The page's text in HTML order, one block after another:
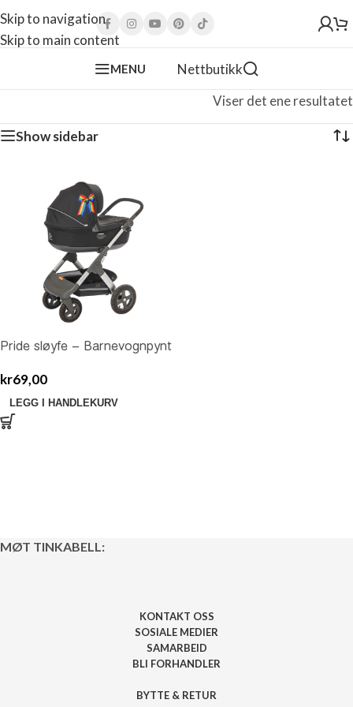
Skip to navigation
Skip to main content
MENU
Nettbutikk
Viser det ene resultatet
Show sidebar
Pride sløyfe – Barnevognpynt
kr69,00
LEGG I HANDLEKURV
MØT TINKABELL:
KONTAKT OSS
SOSIALE MEDIER
SAMARBEID
BLI FORHANDLER
BYTTE & RETUR